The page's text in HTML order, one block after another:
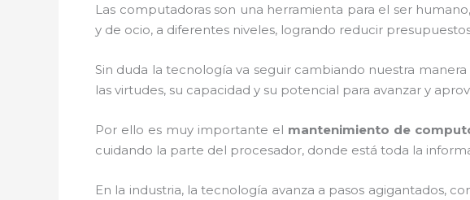
Las computadoras son una herramienta para el ser
y de ocio, a diferentes niveles, logrando reducir
Sin duda la tecnología va seguir cambiando nuestra
las virtudes, su capacidad y su potencial para avanzar y
Por ello es muy importante el mantenimiento de
cuidando la parte del procesador, donde está toda la
En la industria, la tecnología avanza a pasos agigantados,